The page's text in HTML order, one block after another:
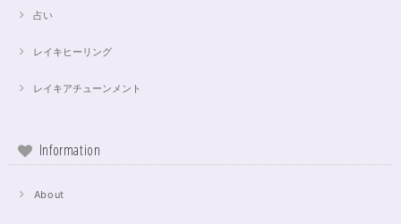
占い
レイキヒーリング
レイキアチューンメント
Information
About